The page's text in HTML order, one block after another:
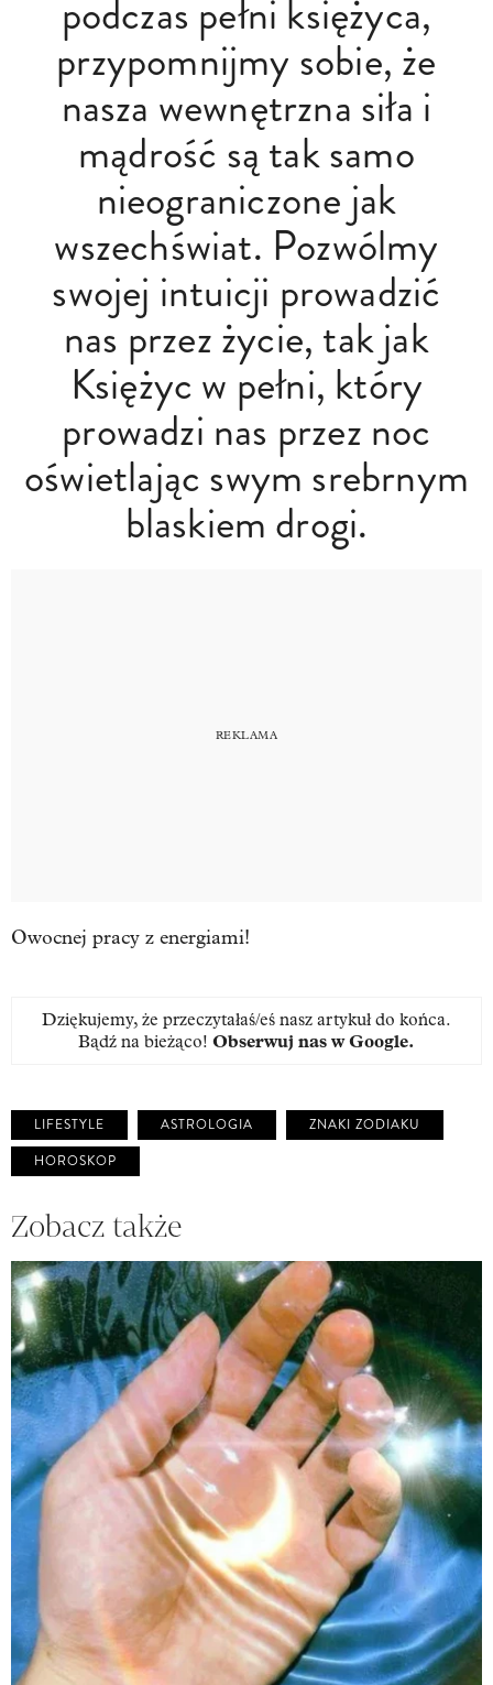
podczas pełni księżyca,
przypomnijmy sobie, że
nasza wewnętrzna siła i
mądrość są tak samo
nieograniczone jak
wszechświat. Pozwólmy
swojej intuicji prowadzić
nas przez życie, tak jak
Księżyc w pełni, który
prowadzi nas przez noc
oświetlając swym srebrnym
blaskiem drogi.
Owocnej pracy z energiami!
Dziękujemy, że przeczytałaś/eś nasz artykuł do końca.
Bądź na bieżąco! Obserwuj nas w Google.
LIFESTYLE ASTROLOGIA
ZNAKI ZODIAKU
HOROSKOP
Zobacz także